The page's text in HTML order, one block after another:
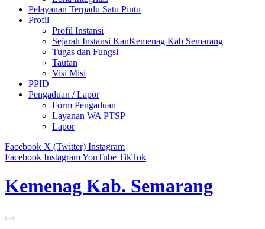
Pelayanan Terpadu Satu Pintu
Profil
Profil Instansi
Sejarah Instansi KanKemenag Kab Semarang
Tugas dan Fungsi
Tautan
Visi Misi
PPID
Pengaduan / Lapor
Form Pengaduan
Layanan WA PTSP
Lapor
Facebook X (Twitter) Instagram
Facebook InstagramYouTube TikTok
Kemenag Kab. Semarang